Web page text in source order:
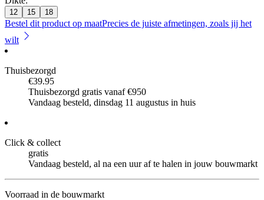
12 15 18
Bestel dit product op maatPrecies de juiste afmetingen, zoals jij het
wilt
Thuisbezorgd
€39.95
Thuisbezorgd gratis vanaf €950
Vandaag besteld, dinsdag 11 augustus in huis
Click & collect
gratis
Vandaag besteld, al na een uur af te halen in jouw bouwmarkt
Voorraad in de bouwmarkt